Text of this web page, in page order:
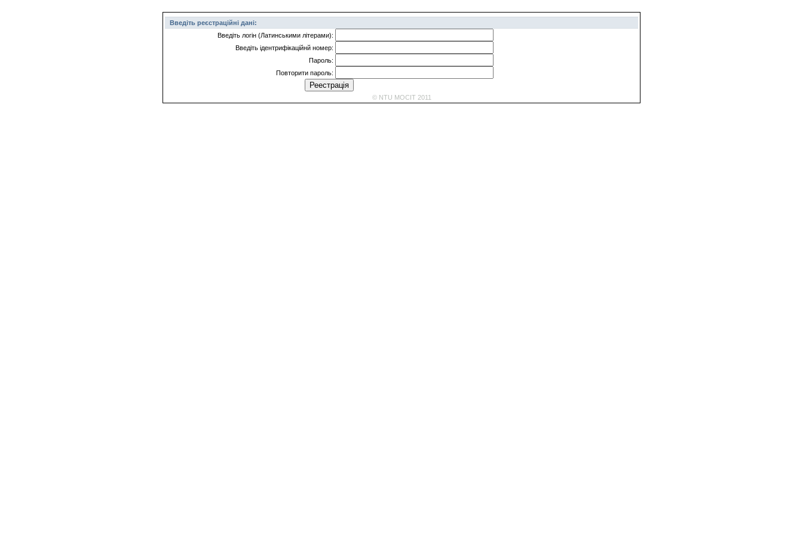
Введіть реєстраційні дані:
Введіть логін (Латинськими літерами):
Введіть ідентрифікаційнй номер:
Пароль:
Повторити пароль:
© NTU MOCIT 2011